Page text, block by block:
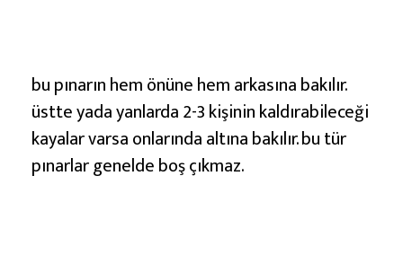
bu pınarın hem önüne hem arkasına bakılır.
üstte yada yanlarda 2-3 kişinin kaldırabileceği
kayalar varsa onlarında altına bakılır. bu tür
pınarlar genelde boş çıkmaz.